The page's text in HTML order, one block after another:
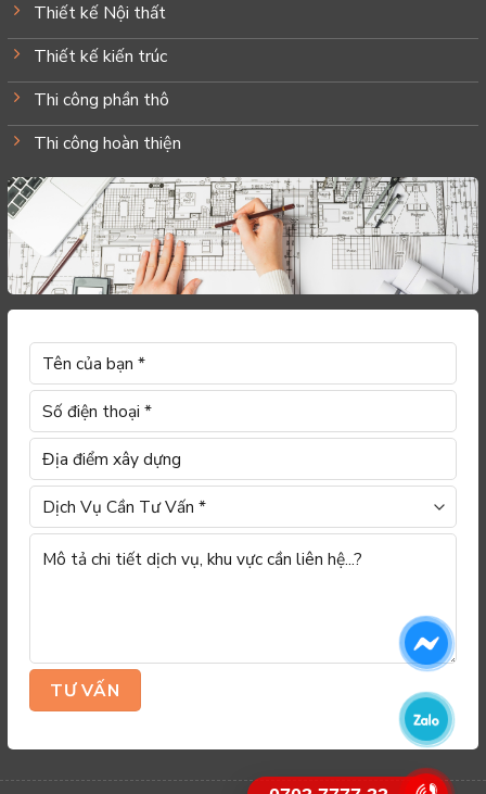
Thiết kế Nội thất
Thiết kế kiến trúc
Thi công phần thô
Thi công hoàn thiện